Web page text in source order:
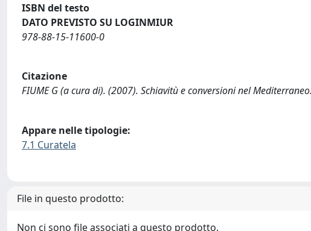
ISBN del testo
DATO PREVISTO SU LOGINMIUR
978-88-15-11600-0
Citazione
FIUME G (a cura di). (2007). Schiavitù e conversioni nel
Appare nelle tipologie:
7.1 Curatela
File in questo prodotto:
Non ci sono file associati a questo prodotto.